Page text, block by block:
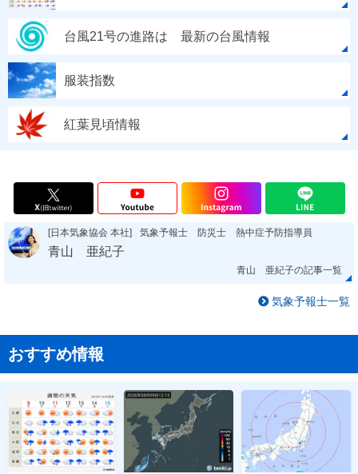
台風21号の進路は 最新の台風情報
服装指数
紅葉見頃情報
[日本気象協会 本社] 気象予報士 防災士 熱中症予防指導員
青山 亜紀子
青山 亜紀子の記事一覧
気象予報士一覧
おすすめ情報